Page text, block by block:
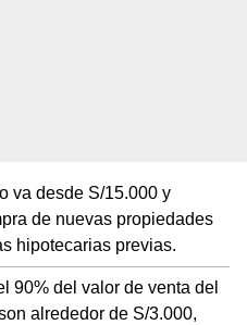
va desde S/15.000 y
de nuevas propiedades
hipotecarias previas.
90% del valor de venta del
alrededor de S/3.000,